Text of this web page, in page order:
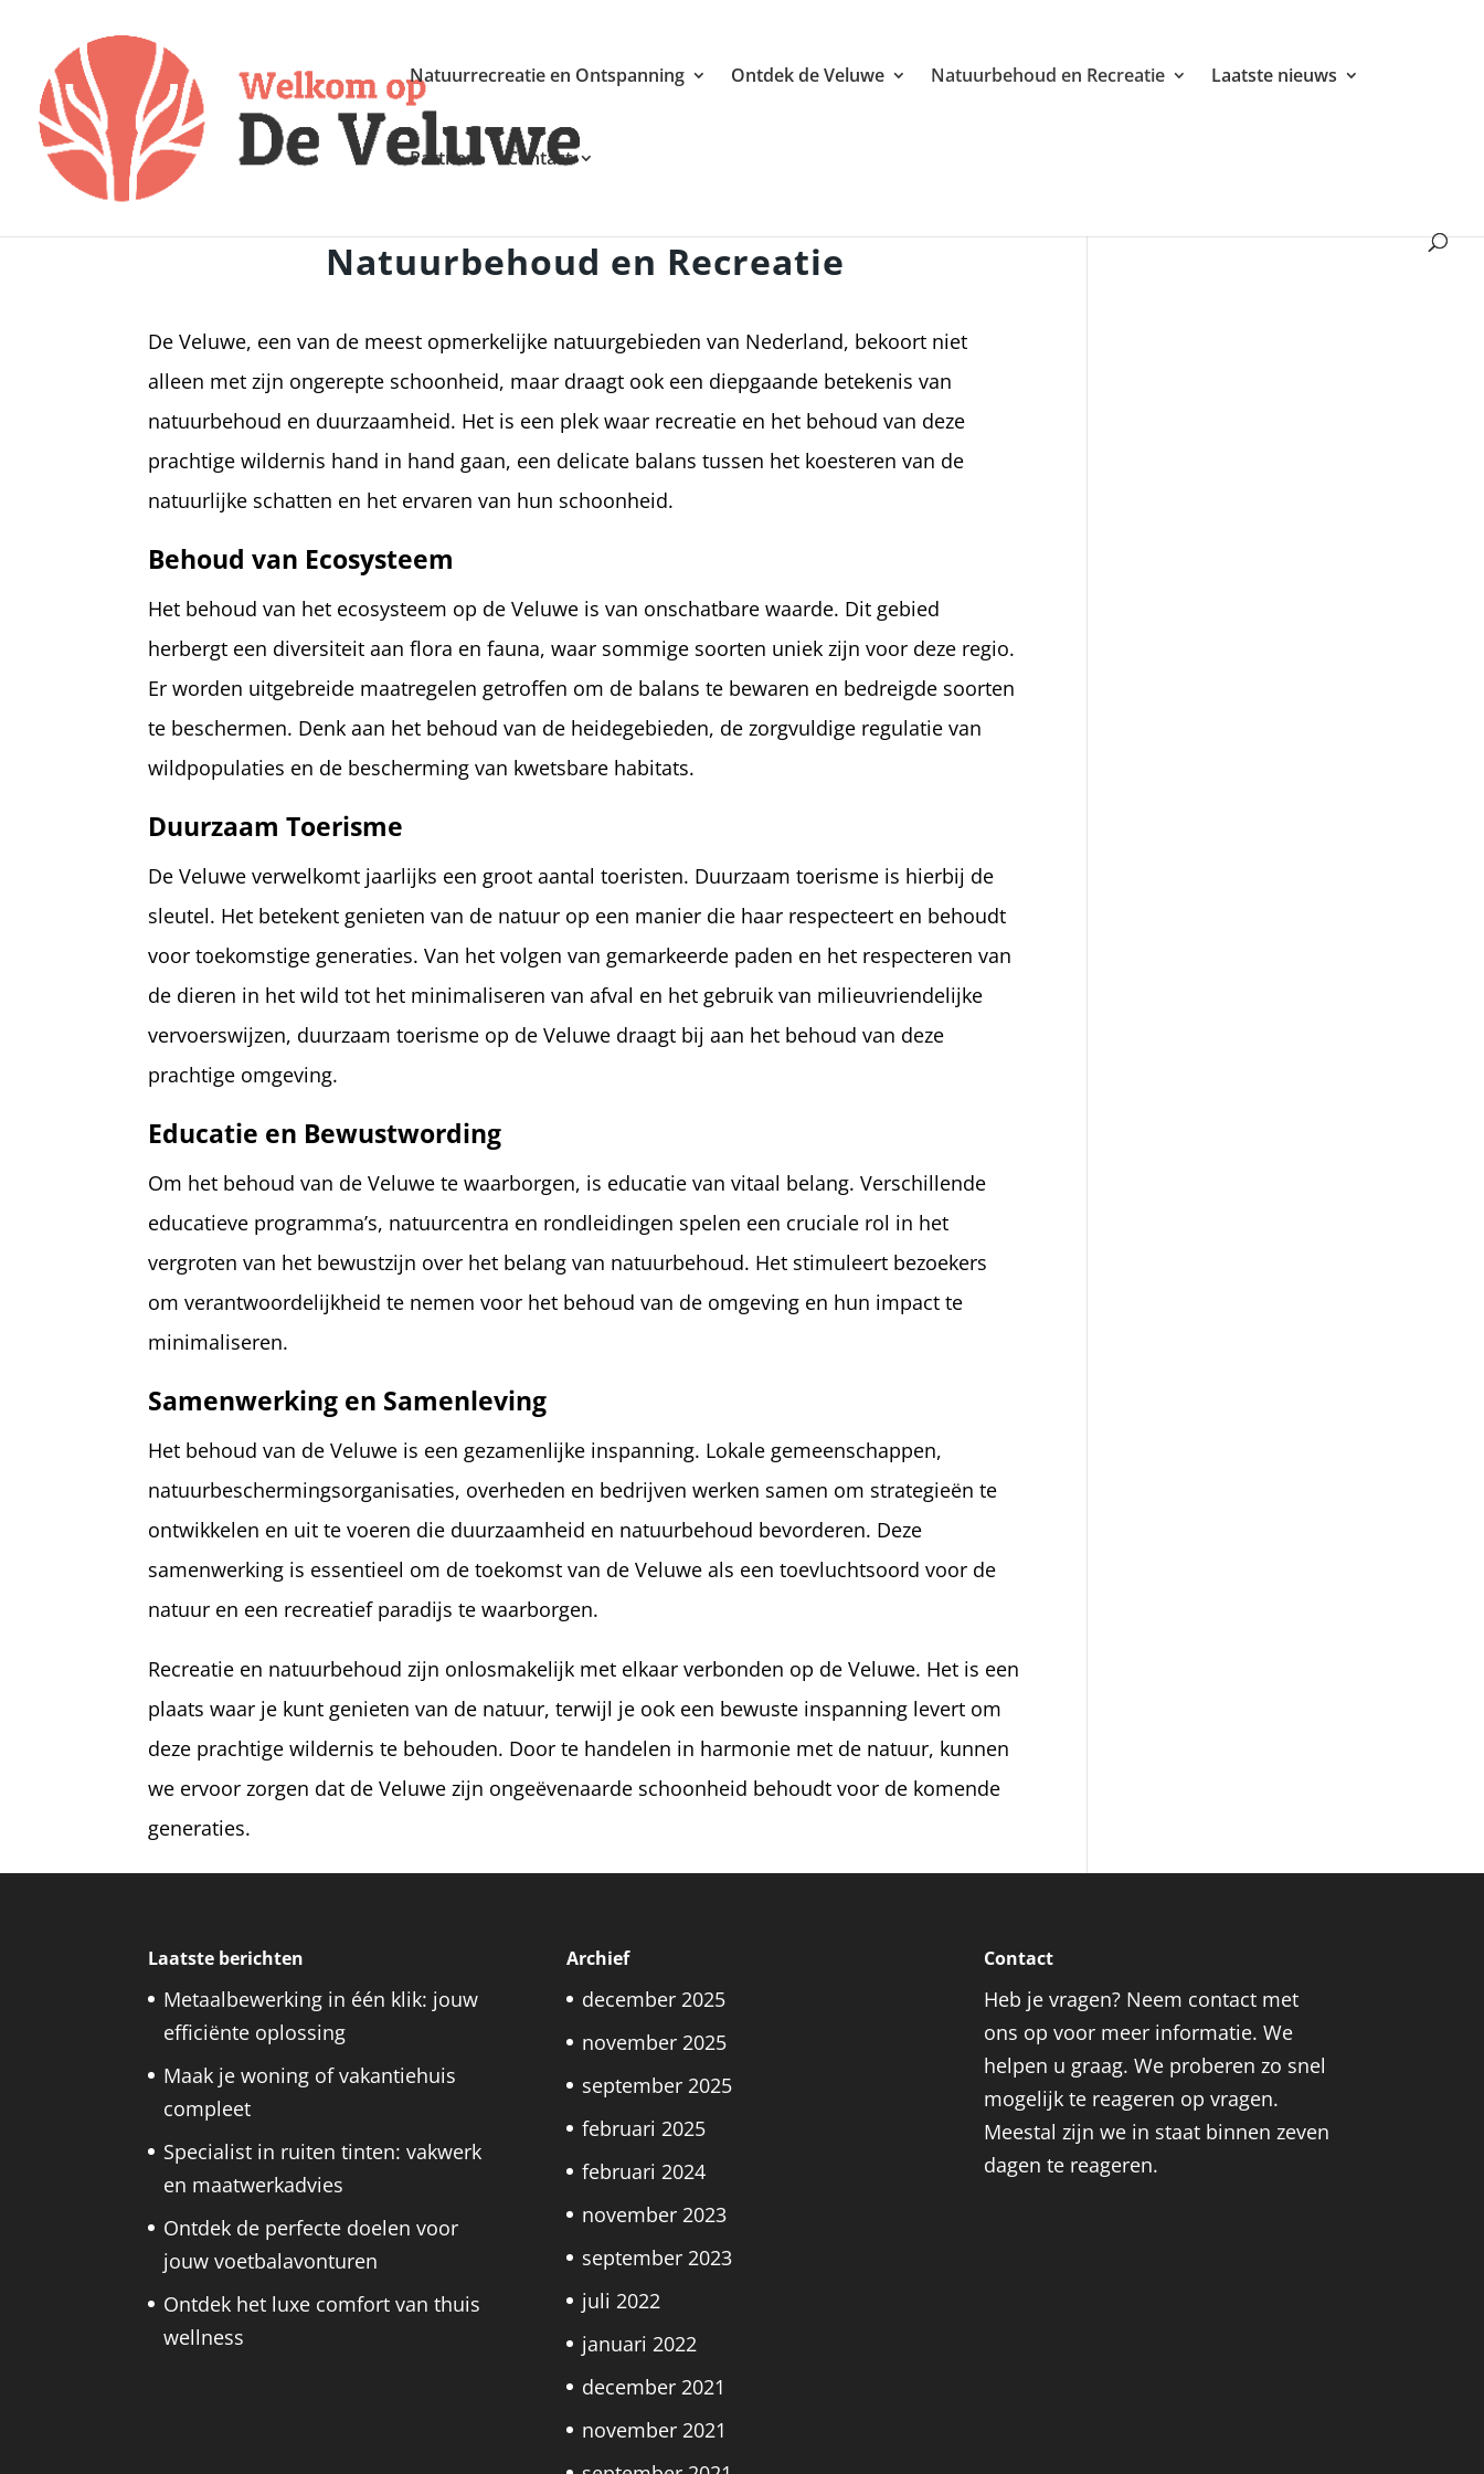
Natuurrecreatie en Ontspanning Ontdek de Veluwe Natuurbehoud en Recreatie Laatste nieuws
Partners Contact
Natuurbehoud en Recreatie
De Veluwe, een van de meest opmerkelijke natuurgebieden van Nederland, bekoort niet
alleen met zijn ongerepte schoonheid, maar draagt ook een diepgaande betekenis van
natuurbehoud en duurzaamheid. Het is een plek waar recreatie en het behoud van deze
prachtige wildernis hand in hand gaan, een delicate balans tussen het koesteren van de
natuurlijke schatten en het ervaren van hun schoonheid.
Behoud van Ecosysteem
Het behoud van het ecosysteem op de Veluwe is van onschatbare waarde. Dit gebied
herbergt een diversiteit aan flora en fauna, waar sommige soorten uniek zijn voor deze regio.
Er worden uitgebreide maatregelen getroffen om de balans te bewaren en bedreigde soorten
te beschermen. Denk aan het behoud van de heidegebieden, de zorgvuldige regulatie van
wildpopulaties en de bescherming van kwetsbare habitats.
Duurzaam Toerisme
De Veluwe verwelkomt jaarlijks een groot aantal toeristen. Duurzaam toerisme is hierbij de
sleutel. Het betekent genieten van de natuur op een manier die haar respecteert en behoudt
voor toekomstige generaties. Van het volgen van gemarkeerde paden en het respecteren van
de dieren in het wild tot het minimaliseren van afval en het gebruik van milieuvriendelijke
vervoerswijzen, duurzaam toerisme op de Veluwe draagt bij aan het behoud van deze
prachtige omgeving.
Educatie en Bewustwording
Om het behoud van de Veluwe te waarborgen, is educatie van vitaal belang. Verschillende
educatieve programma’s, natuurcentra en rondleidingen spelen een cruciale rol in het
vergroten van het bewustzijn over het belang van natuurbehoud. Het stimuleert bezoekers
om verantwoordelijkheid te nemen voor het behoud van de omgeving en hun impact te
minimaliseren.
Samenwerking en Samenleving
Het behoud van de Veluwe is een gezamenlijke inspanning. Lokale gemeenschappen,
natuurbeschermingsorganisaties, overheden en bedrijven werken samen om strategieën te
ontwikkelen en uit te voeren die duurzaamheid en natuurbehoud bevorderen. Deze
samenwerking is essentieel om de toekomst van de Veluwe als een toevluchtsoord voor de
natuur en een recreatief paradijs te waarborgen.
Recreatie en natuurbehoud zijn onlosmakelijk met elkaar verbonden op de Veluwe. Het is een
plaats waar je kunt genieten van de natuur, terwijl je ook een bewuste inspanning levert om
deze prachtige wildernis te behouden. Door te handelen in harmonie met de natuur, kunnen
we ervoor zorgen dat de Veluwe zijn ongeëvenaarde schoonheid behoudt voor de komende
generaties.
Laatste berichten
Metaalbewerking in één klik: jouw
efficiënte oplossing
Maak je woning of vakantiehuis
compleet
Specialist in ruiten tinten: vakwerk
en maatwerkadvies
Ontdek de perfecte doelen voor
jouw voetbalavonturen
Ontdek het luxe comfort van thuis
wellness
Archief
december 2025
november 2025
september 2025
februari 2025
februari 2024
november 2023
september 2023
juli 2022
januari 2022
december 2021
november 2021
Contact
Heb je vragen? Neem contact met
ons op voor meer informatie. We
helpen u graag. We proberen zo snel
mogelijk te reageren op vragen.
Meestal zijn we in staat binnen zeven
dagen te reageren.